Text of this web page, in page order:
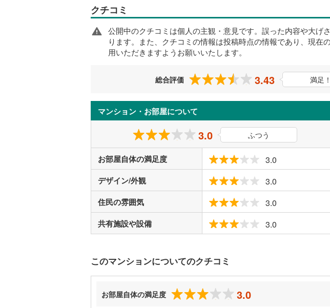
クチコミ
公開中のクチコミは個人の主観・意見です。誤った内容や大
ります。また、クチコミの情報は投稿時点の情報であり、現
用いただきますようお願いいたします。
総合評価 3.43 満足！
マンション・お部屋について
3.0 ふつう
お部屋自体の満足度 3.0
デザイン/外観 3.0
住民の雰囲気 3.0
共有施設や設備 3.0
このマンションについてのクチコミ
お部屋自体の満足度 3.0